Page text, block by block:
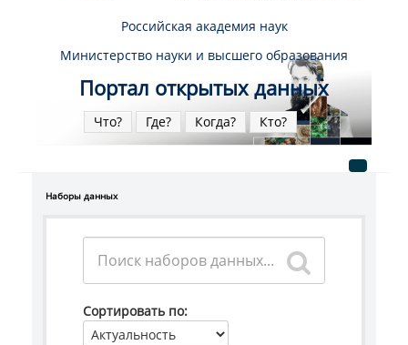
Российская академия наук
Министерство науки и высшего образования
Портал открытых данных
Что? Где? Когда? Кто?
Наборы данных
Сортировать по